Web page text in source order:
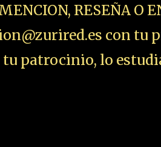
RESEÑA O
con tu
tu patrocinio, lo